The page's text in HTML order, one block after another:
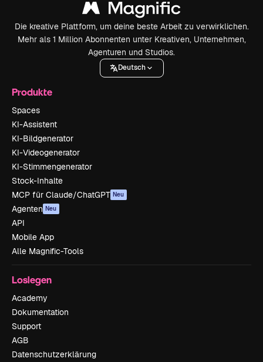
Die kreative Plattform, um deine beste Arbeit zu verwirklichen.
Mehr als 1 Million Abonnenten unter Kreativen, Unternehmen,
Agenturen und Studios.
Deutsch
Produkte
Spaces
KI-Assistent
KI-Bildgenerator
KI-Videogenerator
KI-Stimmengenerator
Stock-Inhalte
MCP für Claude/ChatGPT Neu
Agenten Neu
API
Mobile App
Alle Magnific-Tools
Loslegen
Academy
Dokumentation
Support
AGB
Datenschutzerklärung